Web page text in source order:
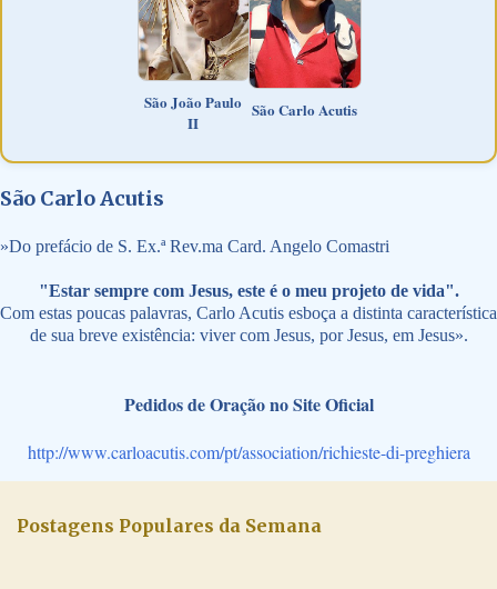
São João Paulo
II
São Carlo Acutis
São Carlo Acutis
»Do prefácio de S. Ex.ª Rev.ma Card. Angelo Comastri
"Estar sempre com Jesus, este é o meu projeto de vida".
Com estas poucas palavras, Carlo Acutis esboça a distinta característica
de sua breve existência: viver com Jesus, por Jesus, em Jesus».
Pedidos de Oração no Site Oficial
http://www.carloacutis.com/pt/association/richieste-di-preghiera
Postagens Populares da Semana